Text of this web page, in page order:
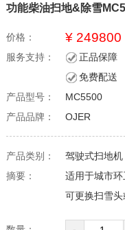
功能柴油扫地&除雪
价格： ¥ 249800
服务支持： 正品保障
免费配送
产品型号：
MC5500
产品品牌：
OJER
产品类别：
驾驶式扫地机
摘要：
适用于城市环
可更换扫雪